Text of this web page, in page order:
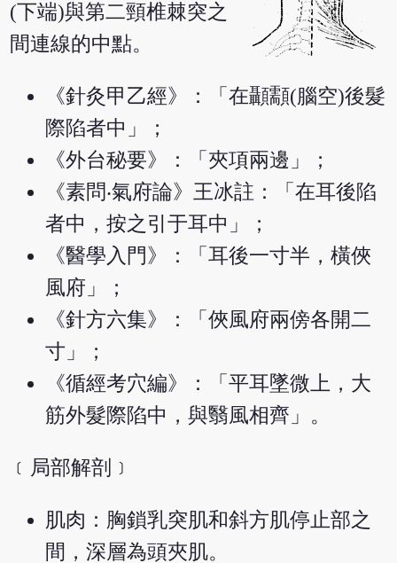
(下端)與第二頸椎棘突之
間連線的中點。
《針灸甲乙經》：「在顳顬(腦空)後髮
際陷者中」；
《外台秘要》：「夾項兩邊」；
《素問‧氣府論》王冰註：「在耳後陷
者中，按之引于耳中」；
《醫學入門》：「耳後一寸半，橫俠
風府」；
《針方六集》：「俠風府兩傍各開二
寸」；
《循經考穴編》：「平耳墜微上，大
筋外髮際陷中，與翳風相齊」。
﹝局部解剖﹞
肌肉：胸鎖乳突肌和斜方肌停止部之
間，深層為頭夾肌。